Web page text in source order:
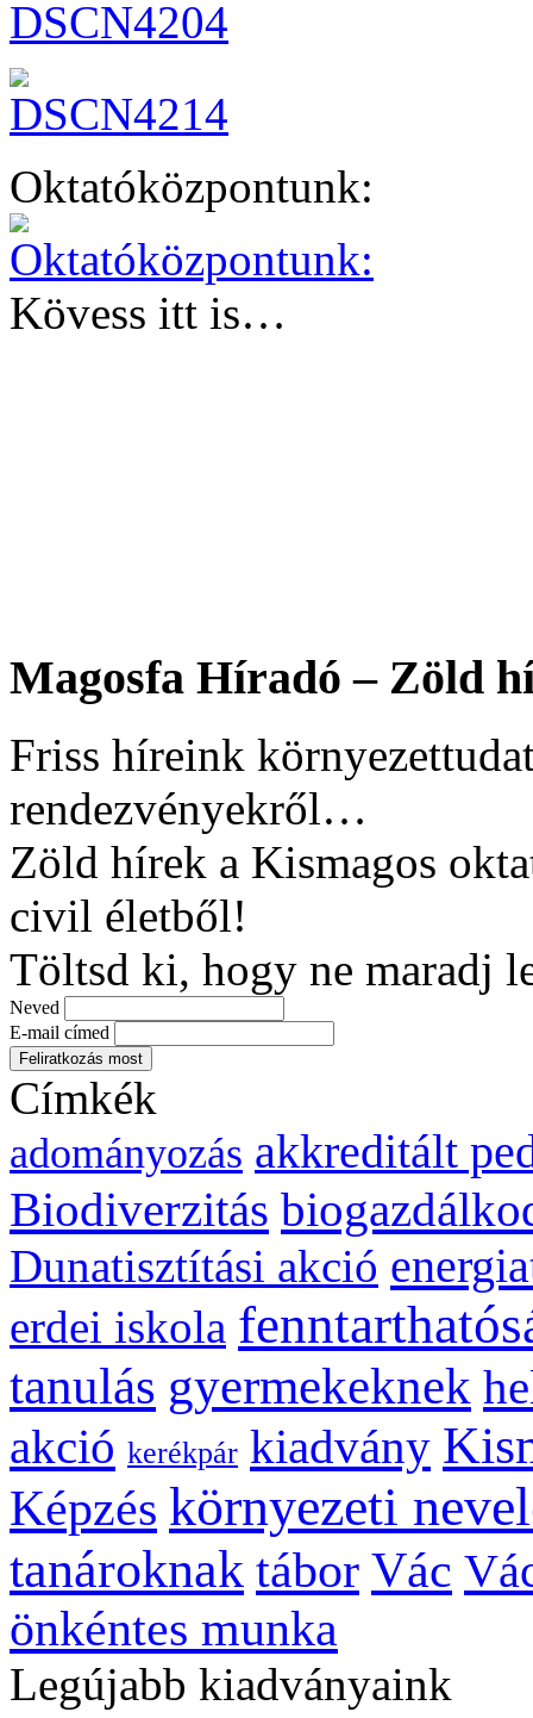
Oktatóközpontunk:
Kövess itt is…
Magosfa Híradó – Zöld
Friss híreink
rendezvényekről…
Zöld hírek a Kismagos
civil életből!
Töltsd ki, hogy ne maradj
Neved
E-mail címed
Címkék
adományozás akkreditált
Biodiverzitás
Dunatisztítási akció
erdei iskola
tanulás gyermekeknek
akció kerékpár kiadvány
Képzés környezeti
tanároknak tábor Vác
önkéntes munka
Legújabb kiadványaink